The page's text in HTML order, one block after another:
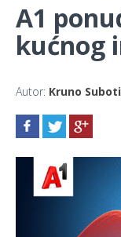
A1
kućnog
Autor: Kruno